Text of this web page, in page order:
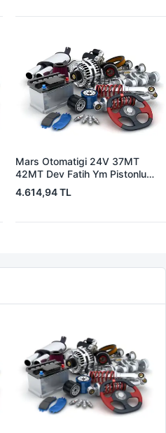
Mars Otomatigi 24V 37MT
42MT Dev Fatih Ym Pistonlu
Bmc Profesyonel Catterpiller Is
Makinasi | ZM 0361 | OEM
4.614,94 TL